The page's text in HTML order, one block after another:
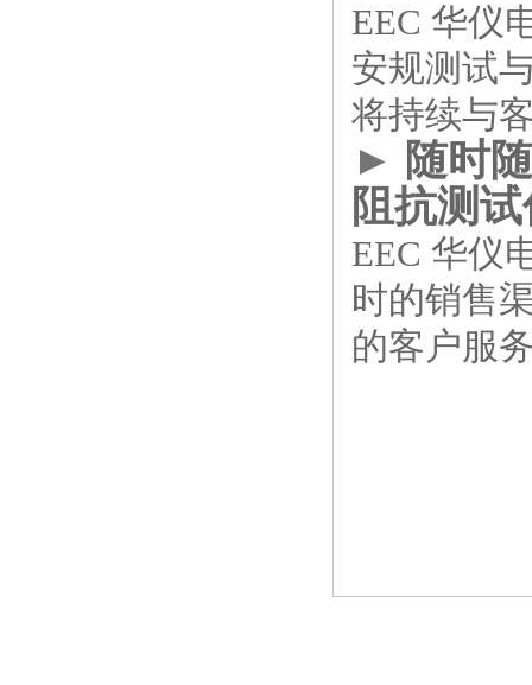
EEC 华仪
安规测试
将持续与
► 随时
阻抗测
EEC 华仪
时的销售
的客户服